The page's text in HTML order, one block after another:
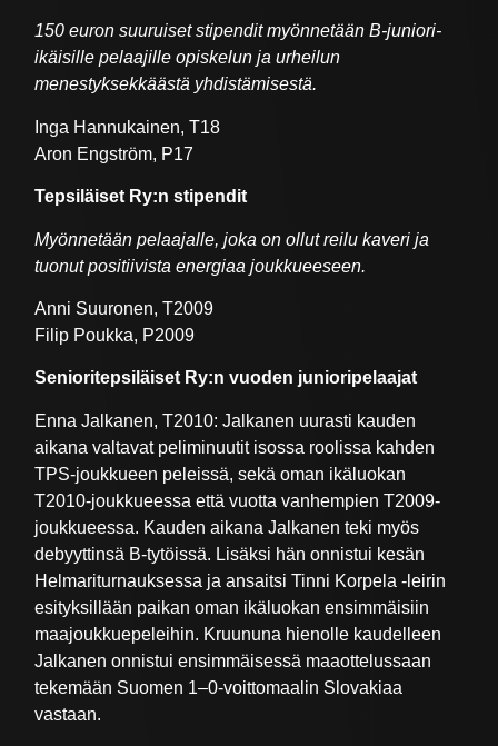
150 euron suuruiset stipendit myönnetään B-juniori-
ikäisille pelaajille opiskelun ja urheilun
menestyksekkäästä yhdistämisestä.
Inga Hannukainen, T18
Aron Engström, P17
Tepsiläiset Ry:n stipendit
Myönnetään pelaajalle, joka on ollut reilu kaveri ja
tuonut positiivista energiaa joukkueeseen.
Anni Suuronen, T2009
Filip Poukka, P2009
Senioritepsiläiset Ry:n vuoden junioripelaajat
Enna Jalkanen, T2010: Jalkanen uurasti kauden
aikana valtavat peliminuutit isossa roolissa kahden
TPS-joukkueen peleissä, sekä oman ikäluokan
T2010-joukkueessa että vuotta vanhempien T2009-
joukkueessa. Kauden aikana Jalkanen teki myös
debyyttinsä B-tytöissä. Lisäksi hän onnistui kesän
Helmariturnauksessa ja ansaitsi Tinni Korpela -leirin
esityksillään paikan oman ikäluokan ensimmäisiin
maajoukkuepeleihin. Kruununa hienolle kaudelleen
Jalkanen onnistui ensimmäisessä maaottelussaan
tekemään Suomen 1–0-voittomaalin Slovakiaa
vastaan.